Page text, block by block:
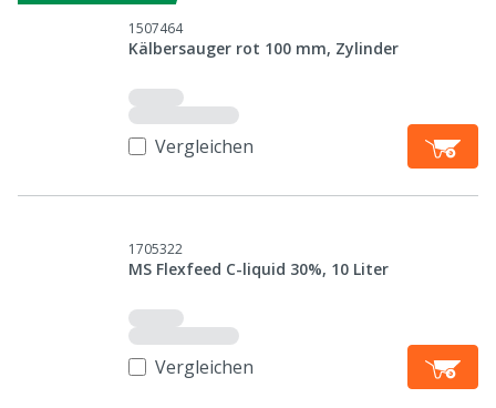
1507464
Kälbersauger rot 100 mm, Zylinder
Vergleichen
1705322
MS Flexfeed C-liquid 30%, 10 Liter
Vergleichen